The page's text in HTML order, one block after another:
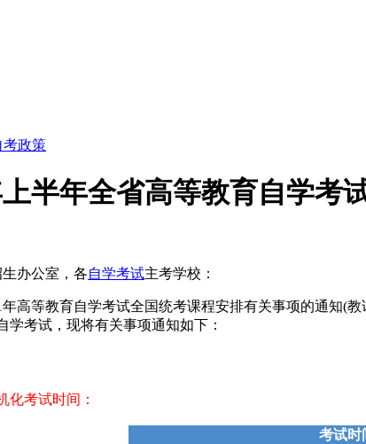
考政策
半年全省高等教育自学考
办公室，各自学考试主考学校：
高等教育自学考试全国统考课程安排有关事项的通知(
考试，现将有关事项通知如下：
化考试时间：
考试时